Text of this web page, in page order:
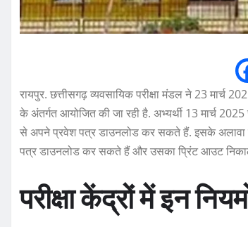
रायपुर. छत्तीसगढ़ व्यवसायिक परीक्षा मंडल ने 23 मार्च
के अंतर्गत आयोजित की जा रही है. अभ्यर्थी 13 मार्च
से अपने प्रवेश पत्र डाउनलोड कर सकते हैं. इसके अलावा
पत्र डाउनलोड कर सकते हैं और उसका प्रिंट आउट
परीक्षा केंद्रों में इन